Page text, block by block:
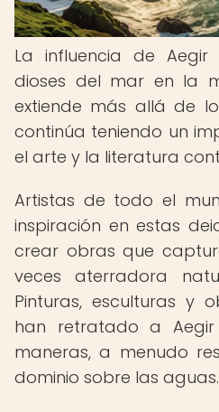
La influencia de Aegir
dioses del mar en la
extiende más allá de
continúa teniendo un
el arte y la literatura
Artistas de todo el
inspiración en estas
crear obras que
veces aterradora
Pinturas, esculturas y
han retratado a
maneras, a menudo
dominio sobre las aguas.